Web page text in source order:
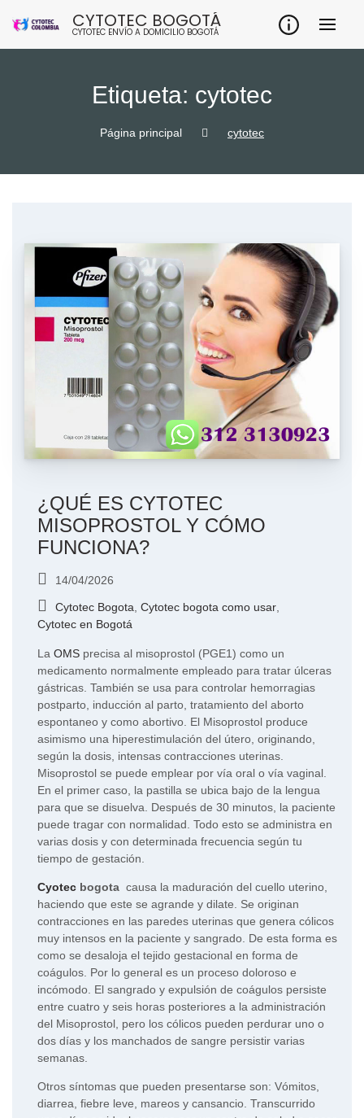
CYTOTEC BOGOTÁ
CYTOTEC ENVÍO A DOMICILIO BOGOTÁ
Etiqueta: cytotec
Página principal cytotec
¿QUÉ ES CYTOTEC
MISOPROSTOL Y CÓMO
FUNCIONA?
14/04/2026
Cytotec Bogota Cytotec bogota como usar
Cytotec en Bogotá
La OMS precisa al misoprostol (PGE1) como un
medicamento normalmente empleado para tratar úlceras
gástricas. También se usa para controlar hemorragias
postparto, inducción al parto, tratamiento del aborto
espontaneo y como abortivo. El Misoprostol produce
asimismo una hiperestimulación del útero, originando,
según la dosis, intensas contracciones uterinas.
Misoprostol se puede emplear por vía oral o vía vaginal.
En el primer caso, la pastilla se ubica bajo de la lengua
para que se disuelva. Después de 30 minutos, la paciente
puede tragar con normalidad. Todo esto se administra en
varias dosis y con determinada frecuencia según tu
tiempo de gestación.
Cyotec bogota causa la maduración del cuello uterino,
haciendo que este se agrande y dilate. Se originan
contracciones en las paredes uterinas que genera cólicos
muy intensos en la paciente y sangrado. De esta forma es
como se desaloja el tejido gestacional en forma de
coágulos. Por lo general es un proceso doloroso e
incómodo. El sangrado y expulsión de coágulos persiste
entre cuatro y seis horas posteriores a la administración
del Misoprostol, pero los cólicos pueden perdurar uno o
dos días y los manchados de sangre persistir varias
semanas.
Otros síntomas que pueden presentarse son: Vómitos,
diarrea, fiebre leve, mareos y cansancio. Transcurrido